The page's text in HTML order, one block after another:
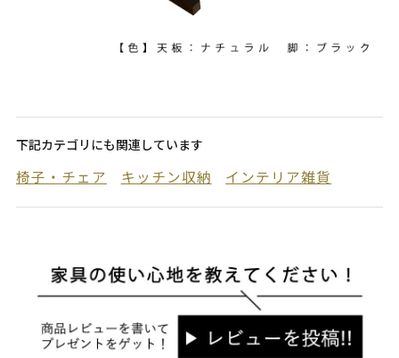
下記カテゴリにも関連しています
椅子・チェア キッチン収納 インテリア雑貨